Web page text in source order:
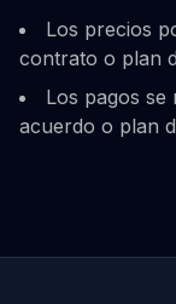
Los precios
contrato o plan
Los pagos se
acuerdo o plan